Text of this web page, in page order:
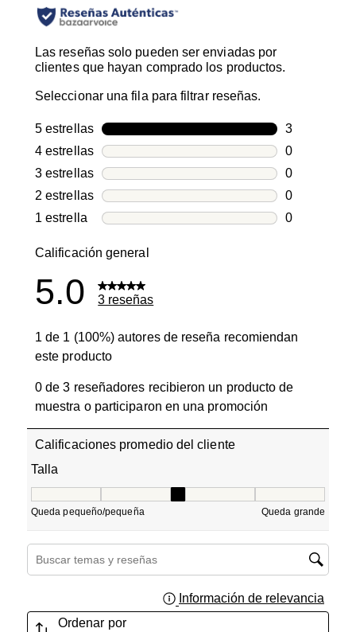
Las reseñas solo pueden ser enviadas por
clientes que hayan comprado los productos.
Seleccionar una fila para filtrar reseñas.
5 estrellasestrellas
3
3 reseñas
4 estrellasestrellas
0
0 reseñas
3 estrellasestrellas
0
0 reseñas
2 estrellasestrellas
0
0 reseñas
1 estrellaestrellas
0
Calificación general
5.0 3 reseñas
1 de 1 (100%) autores de reseña recomiendan
este producto
0 de 3 reseñadores recibieron un producto de
muestra o participaron en una promoción
Calificaciones promedio del cliente
Talla
Queda pequeño/pequeña Queda grande
Región de búsqueda de temas y reseñas
Información de relevancia
Ordenar por